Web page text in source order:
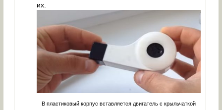
их.
В пластиковый корпус вставляется двигатель с крыльчаткой